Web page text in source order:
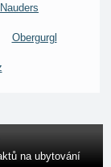
Nauders
Obergurgl
na ubytování